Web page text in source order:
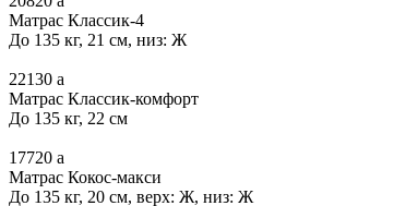
Матрас Классик-4
До 135 кг, 21 см, низ: Ж
22130 a
Матрас Классик-комфорт
До 135 кг, 22 см
17720 a
Матрас Кокос-макси
До 135 кг, 20 см, верх: Ж, низ: Ж